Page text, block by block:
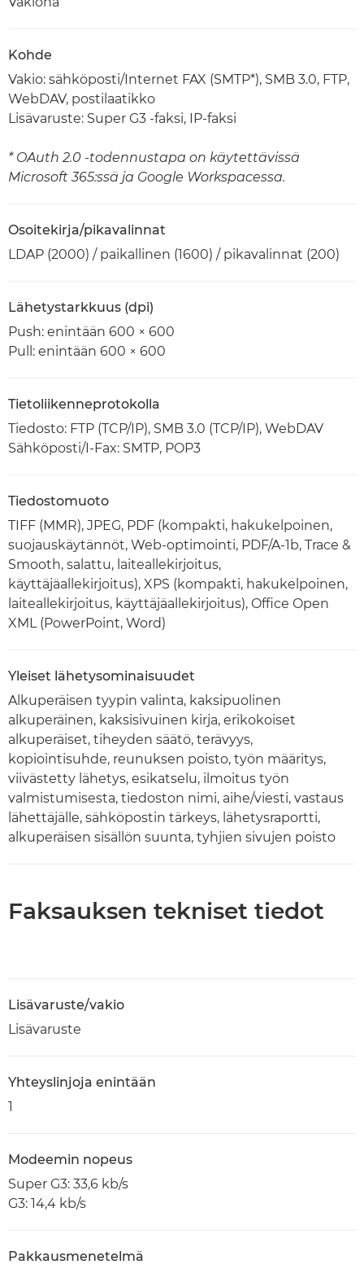
Kohde
Vakio: sähköposti/Internet FAX (SMTP*), SMB 3.0, FTP,
WebDAV, postilaatikko
Lisävaruste: Super G3 -faksi, IP-faksi
* OAuth 2.0 -todennustapa on käytettävissä
Microsoft 365:ssä ja Google Workspacessa.
Osoitekirja/pikavalinnat
LDAP (2000) / paikallinen (1600) / pikavalinnat (200)
Lähetystarkkuus (dpi)
Push: enintään 600 × 600
Pull: enintään 600 × 600
Tietoliikenneprotokolla
Tiedosto: FTP (TCP/IP), SMB 3.0 (TCP/IP), WebDAV
Sähköposti/I-Fax: SMTP, POP3
Tiedostomuoto
TIFF (MMR), JPEG, PDF (kompakti, hakukelpoinen,
suojauskäytännöt, Web-optimointi, PDF/A-1b, Trace &
Smooth, salattu, laiteallekirjoitus,
käyttäjäallekirjoitus), XPS (kompakti, hakukelpoinen,
laiteallekirjoitus, käyttäjäallekirjoitus), Office Open
XML (PowerPoint, Word)
Yleiset lähetysominaisuudet
Alkuperäisen tyypin valinta, kaksipuolinen
alkuperäinen, kaksisivuinen kirja, erikokoiset
alkuperäiset, tiheyden säätö, terävyys,
kopiointisuhde, reunuksen poisto, työn määritys,
viivästetty lähetys, esikatselu, ilmoitus työn
valmistumisesta, tiedoston nimi, aihe/viesti, vastaus
lähettäjälle, sähköpostin tärkeys, lähetysraportti,
alkuperäisen sisällön suunta, tyhjien sivujen poisto
Faksauksen tekniset tiedot
Lisävaruste/vakio
Lisävaruste
Yhteyslinjoja enintään
1
Modeemin nopeus
Super G3: 33,6 kb/s
G3: 14,4 kb/s
Pakkausmenetelmä